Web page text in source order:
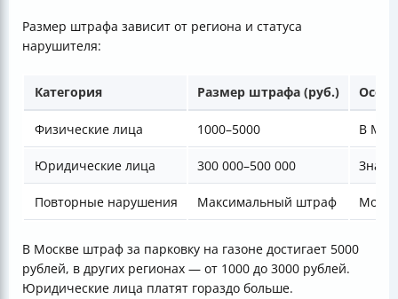
Размер штрафа зависит от региона и статуса
нарушителя:
Категория Размер штрафа (руб.)
Физические лица 1000–5000 В
Юридические лица 300 000–500 000
Повторные нарушения Максимальный штраф
В Москве штраф за парковку на газоне достигает 5000
рублей, в других регионах — от 1000 до 3000 рублей.
Юридические лица платят гораздо больше.